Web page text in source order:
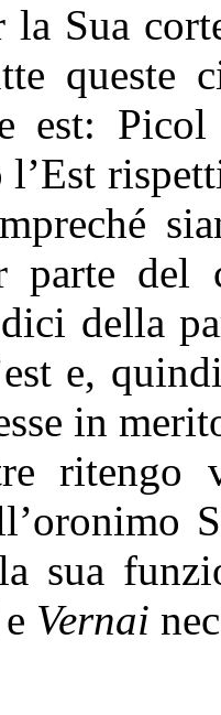
Sua
queste
est:
l’Est
parte del
della
e,
in
sua
e Vernai